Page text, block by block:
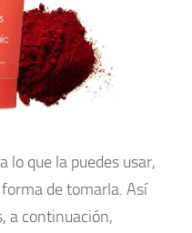
lo que la puedes usar,
de tomarla. Así
a continuación,